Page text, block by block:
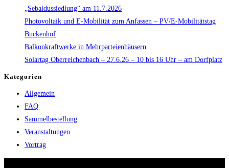
„Sebaldussiedlung“ am 11.7.2026
Photovoltaik und E-Mobilität zum Anfassen – PV/E-Mobilitätstag
Buckenhof
Balkonkraftwerke in Mehrparteienhäusern
Solartag Oberreichenbach – 27.6.26 – 10 bis 16 Uhr – am Dorfplatz
Kategorien
Allgemein
FAQ
Sammelbestellung
Veranstaltungen
Vortrag